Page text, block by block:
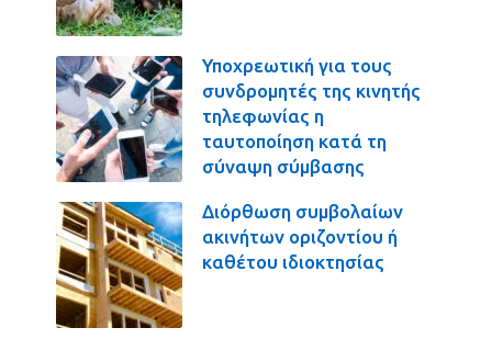
Υποχρεωτική για τους
συνδρομητές της κινητής
τηλεφωνίας η
ταυτοποίηση κατά τη
σύναψη σύμβασης
Διόρθωση συμβολαίων
ακινήτων οριζοντίου ή
καθέτου ιδιοκτησίας